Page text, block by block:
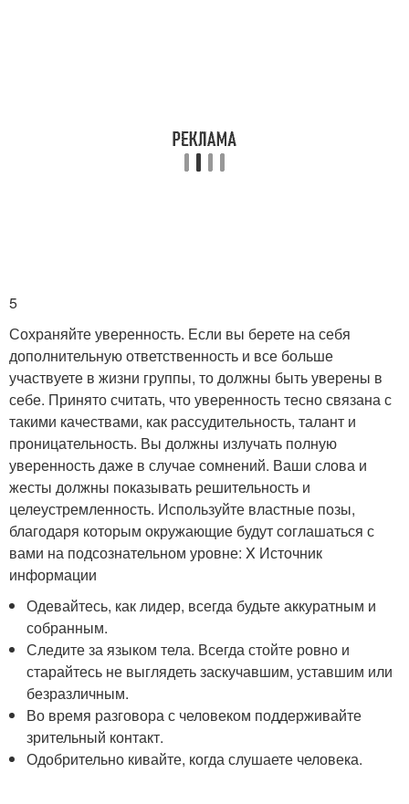
5
Сохраняйте уверенность. Если вы берете на себя
дополнительную ответственность и все больше
участвуете в жизни группы, то должны быть уверены в
себе. Принято считать, что уверенность тесно связана с
такими качествами, как рассудительность, талант и
проницательность. Вы должны излучать полную
уверенность даже в случае сомнений. Ваши слова и
жесты должны показывать решительность и
целеустремленность. Используйте властные позы,
благодаря которым окружающие будут соглашаться с
вами на подсознательном уровне: X Источник
информации
Одевайтесь, как лидер, всегда будьте аккуратным и
собранным.
Следите за языком тела. Всегда стойте ровно и
старайтесь не выглядеть заскучавшим, уставшим или
безразличным.
Во время разговора с человеком поддерживайте
зрительный контакт.
Одобрительно кивайте, когда слушаете человека.